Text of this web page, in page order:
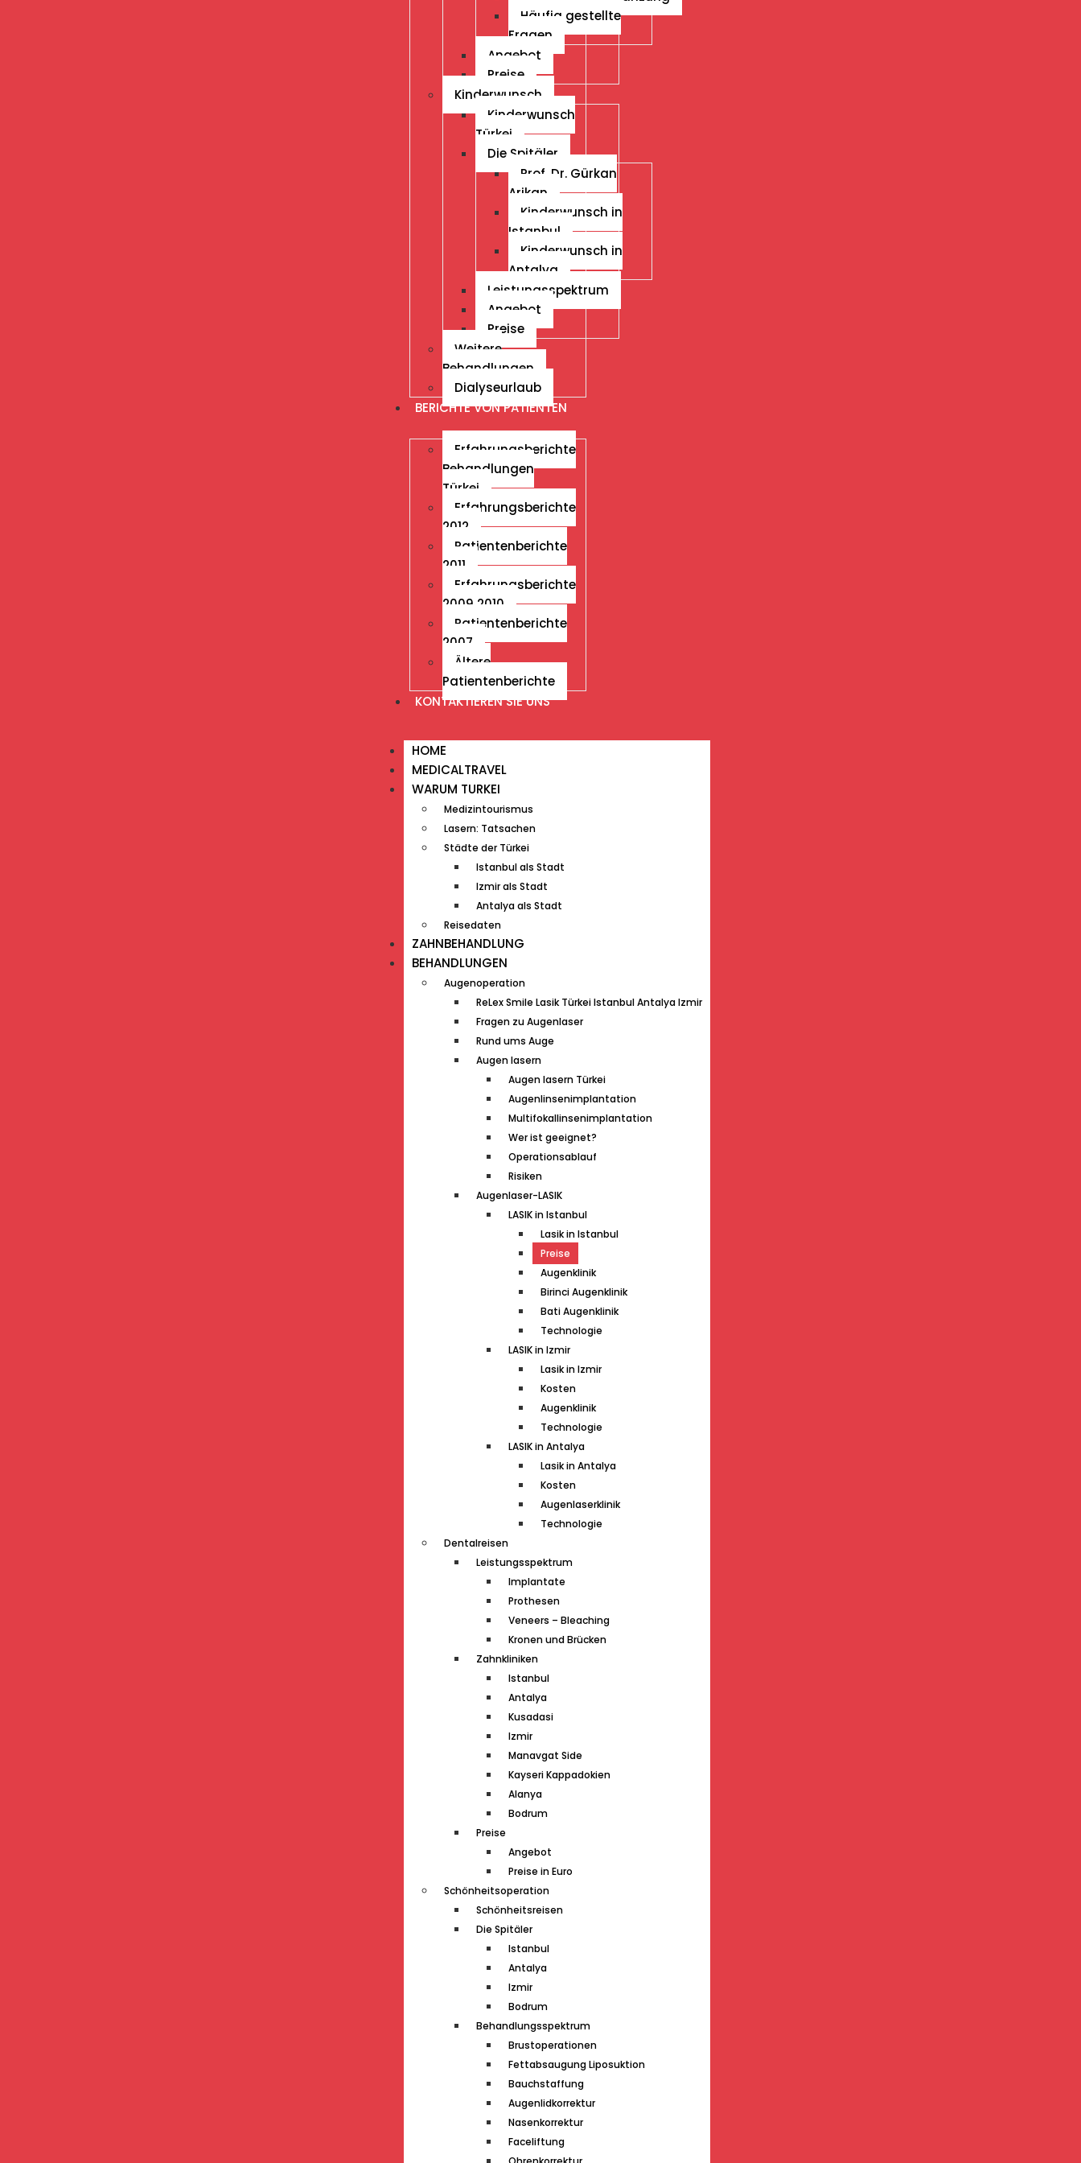
Häufig gestellte
Fragen
Angebot
Preise
Kinderwunsch
Kinderwunsch
Türkei
Die Spitäler
Prof. Dr. Gürkan
Arikan
Kinderwunsch in
Istanbul
Kinderwunsch in
Antalya
Leistungsspektrum
Angebot
Preise
Weitere
Behandlungen
Dialyseurlaub
BERICHTE VON PATIENTEN
Erfahrungsberichte
Behandlungen
Türkei
Erfahrungsberichte
2012
Patientenberichte
2011
Erfahrungsberichte
2009 2010
Patientenberichte
2007
Ältere
Patientenberichte
KONTAKTIEREN SIE UNS
HOME
MEDICALTRAVEL
WARUM TURKEI
Medizintourismus
Lasern: Tatsachen
Städte der Türkei
Istanbul als Stadt
Izmir als Stadt
Antalya als Stadt
Reisedaten
ZAHNBEHANDLUNG
BEHANDLUNGEN
Augenoperation
ReLex Smile Lasik Türkei Istanbul Antalya Izmir
Fragen zu Augenlaser
Rund ums Auge
Augen lasern
Augen lasern Türkei
Augenlinsenimplantation
Multifokallinsenimplantation
Wer ist geeignet?
Operationsablauf
Risiken
Augenlaser-LASIK
LASIK in Istanbul
Lasik in Istanbul
Preise
Augenklinik
Birinci Augenklinik
Bati Augenklinik
Technologie
LASIK in Izmir
Lasik in Izmir
Kosten
Augenklinik
Technologie
LASIK in Antalya
Lasik in Antalya
Kosten
Augenlaserklinik
Technologie
Dentalreisen
Leistungsspektrum
Implantate
Prothesen
Veneers – Bleaching
Kronen und Brücken
Zahnkliniken
Istanbul
Antalya
Kusadasi
Izmir
Manavgat Side
Kayseri Kappadokien
Alanya
Bodrum
Preise
Angebot
Preise in Euro
Schönheitsoperation
Schönheitsreisen
Die Spitäler
Istanbul
Antalya
Izmir
Bodrum
Behandlungsspektrum
Brustoperationen
Fettabsaugung Liposuktion
Bauchstaffung
Augenlidkorrektur
Nasenkorrektur
Faceliftung